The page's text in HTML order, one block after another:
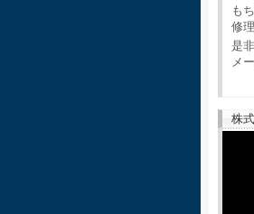
も
修
是
メ
株